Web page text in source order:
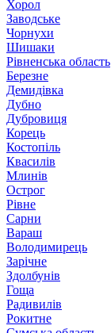
Хорол
Заводське
Чорнухи
Шишаки
Рівненська область
Березне
Демидівка
Дубно
Дубровиця
Корець
Костопіль
Квасилів
Млинів
Острог
Рівне
Сарни
Вараш
Володимирець
Зарічне
Здолбунів
Гоща
Радивилів
Рокитне